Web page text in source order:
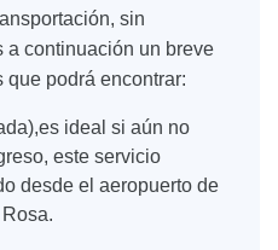
sin
a continuación un breve
que podrá encontrar:
ideal si aún no
este servicio
desde el aeropuerto de